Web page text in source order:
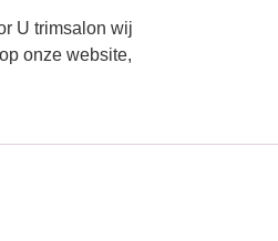
U trimsalon wij
onze website,